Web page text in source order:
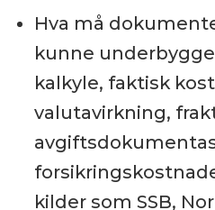
Hva må
kunne
kalkyle, faktisk
valutavirkning,
kilder som SSB,